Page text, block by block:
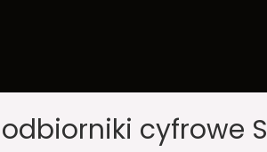
cyfrowe